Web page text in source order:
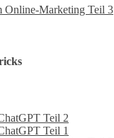
Online-Marketing Teil 3
Teil 2
Teil 1